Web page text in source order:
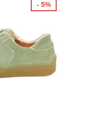
- 5%